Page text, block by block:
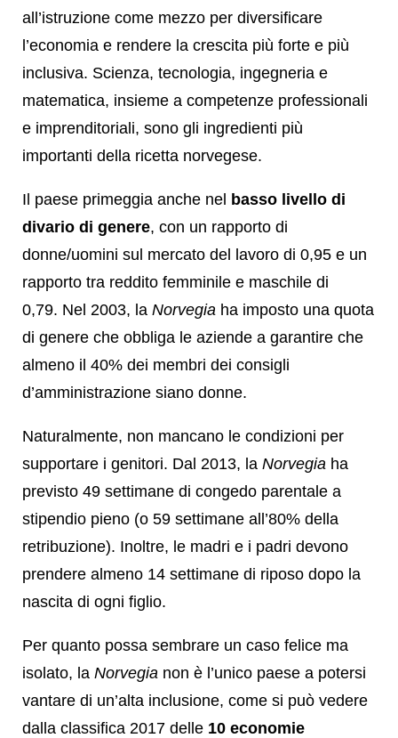
all’istruzione come mezzo per diversificare
l’economia e rendere la crescita più forte e più
inclusiva. Scienza, tecnologia, ingegneria e
matematica, insieme a competenze professionali
e imprenditoriali, sono gli ingredienti più
importanti della ricetta norvegese.
Il paese primeggia anche nel basso livello di
divario di genere, con un rapporto di
donne/uomini sul mercato del lavoro di 0,95 e un
rapporto tra reddito femminile e maschile di
0,79. Nel 2003, la Norvegia ha imposto una quota
di genere che obbliga le aziende a garantire che
almeno il 40% dei membri dei consigli
d’amministrazione siano donne.
Naturalmente, non mancano le condizioni per
supportare i genitori. Dal 2013, la Norvegia ha
previsto 49 settimane di congedo parentale a
stipendio pieno (o 59 settimane all’80% della
retribuzione). Inoltre, le madri e i padri devono
prendere almeno 14 settimane di riposo dopo la
nascita di ogni figlio.
Per quanto possa sembrare un caso felice ma
isolato, la Norvegia non è l’unico paese a potersi
vantare di un’alta inclusione, come si può vedere
dalla classifica 2017 delle 10 economie